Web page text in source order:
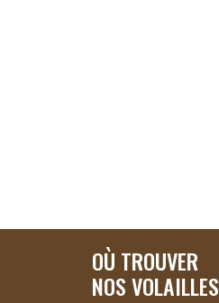
OÙ TROUVER
NOS VOLAILLES